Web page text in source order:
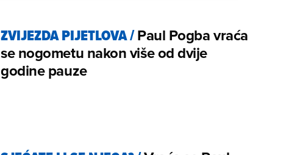
ZVIJEZDA PIJETLOVA/Paul Pogba vraća
se nogometu nakon više od dvije
godine pauze